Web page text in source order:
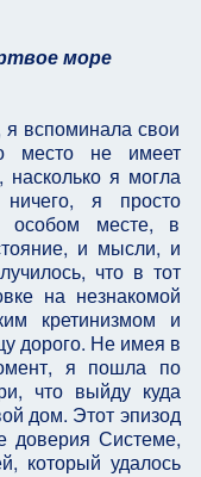
море
вспоминала свои
место не имеет
я могла
я просто
особом месте, в
и мысли, и
что в тот
на незнакомой
кретинизмом и
дорого. Не имея в
я пошла по
что выйду куда
дом. Этот эпизод
Системе,
который удалось